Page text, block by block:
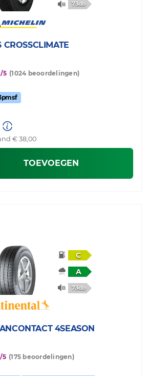
73db
CROSSCLIMATE
5 (1024 beoordelingen)
€ 38,00
TOEVOEGEN
C
A
73db
4SEASON
5 (175 beoordelingen)